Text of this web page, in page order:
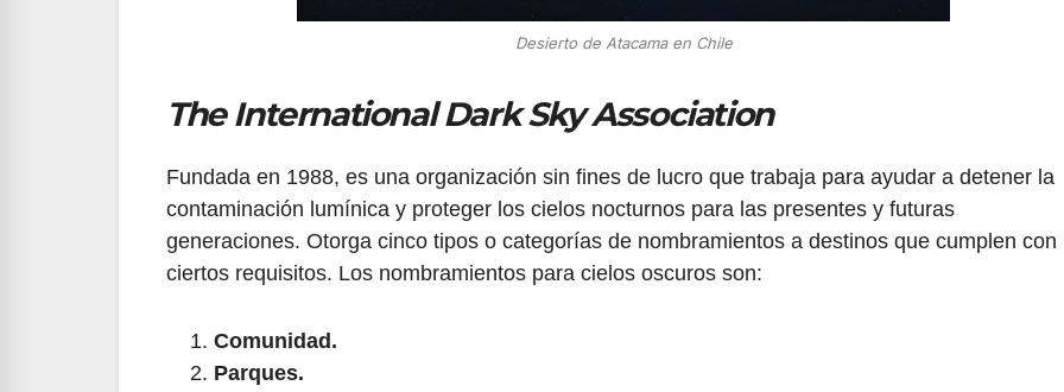
Desierto de Atacama en Chile
The International Dark Sky Association
Fundada en 1988, es una organización sin fines de lucro que trabaja para ayudar a detener la
contaminación lumínica y proteger los cielos nocturnos para las presentes y futuras
generaciones. Otorga cinco tipos o categorías de nombramientos a destinos que cumplen con
ciertos requisitos. Los nombramientos para cielos oscuros son:
Comunidad.
Parques.